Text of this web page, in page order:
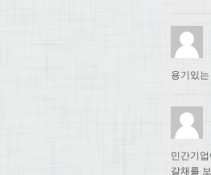
용기있
민간기
갈채를